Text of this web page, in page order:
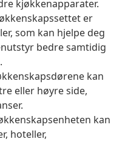
kjøkkenapparater.
er
som kan hjelpe deg
bedre samtidig
kan
eller høyre side,
kan
hoteller,